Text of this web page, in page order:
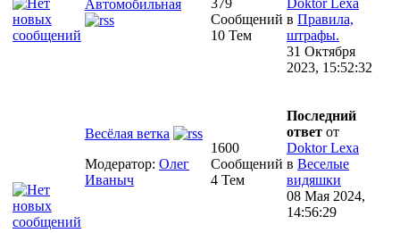
Автомобильная
379
Сообщений
10 Тем
Doktor Lexa
в Правила,
штрафы.
31 Октября
2023, 15:52:32
Весёлая ветка
Модератор: Олег
Иваныч
1600
Сообщений
4 Тем
Последний
ответ от
Doktor Lexa
в Веселые
видяшки
08 Мая 2024,
14:56:29